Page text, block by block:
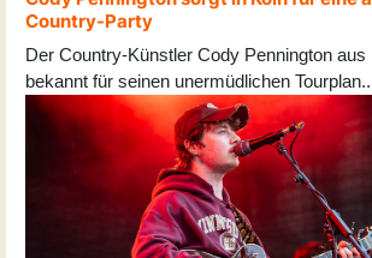
Country-Party
Der Country-Künstler Cody Pennington
bekannt für seinen unermüdlichen Tourplan